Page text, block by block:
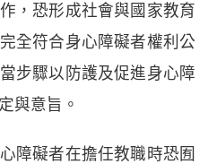
，恐形成社會與國家教育
全符合身心障礙者權利公
步驟以防護及促進身心障
與意旨。
障礙者在擔任教職時恐囿